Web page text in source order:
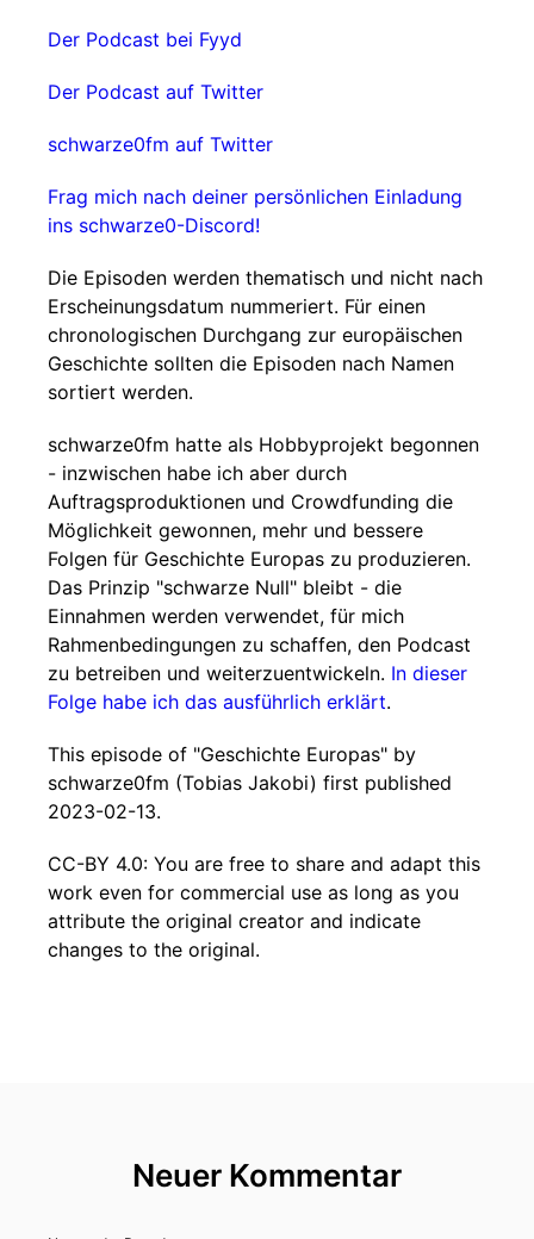
Der Podcast bei Fyyd
Der Podcast auf Twitter
schwarze0fm auf Twitter
Frag mich nach deiner persönlichen Einladung
ins schwarze0-Discord!
Die Episoden werden thematisch und nicht nach
Erscheinungsdatum nummeriert. Für einen
chronologischen Durchgang zur europäischen
Geschichte sollten die Episoden nach Namen
sortiert werden.
schwarze0fm hatte als Hobbyprojekt begonnen
- inzwischen habe ich aber durch
Auftragsproduktionen und Crowdfunding die
Möglichkeit gewonnen, mehr und bessere
Folgen für Geschichte Europas zu produzieren.
Das Prinzip "schwarze Null" bleibt - die
Einnahmen werden verwendet, für mich
Rahmenbedingungen zu schaffen, den Podcast
zu betreiben und weiterzuentwickeln. In dieser
Folge habe ich das ausführlich erklärt.
This episode of "Geschichte Europas" by
schwarze0fm (Tobias Jakobi) first published
2023-02-13.
CC-BY 4.0: You are free to share and adapt this
work even for commercial use as long as you
attribute the original creator and indicate
changes to the original.
Neuer Kommentar